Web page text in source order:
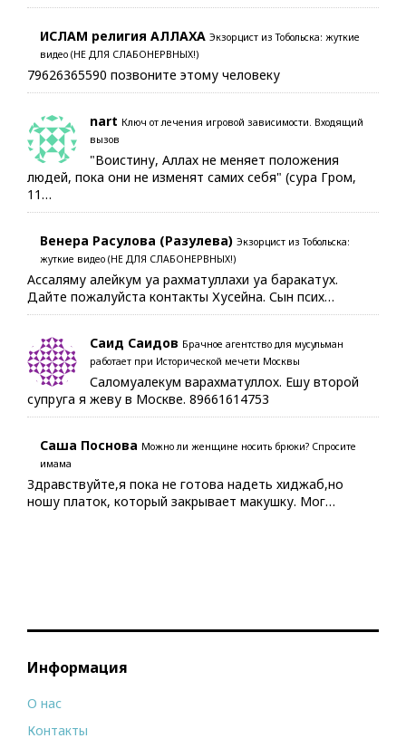
ИСЛАМ религия АЛЛАХА Экзорцист из Тобольска: жуткие
видео (НЕ ДЛЯ СЛАБОНЕРВНЫХ!)
79626365590 позвоните этому человеку
nart Ключ от лечения игровой зависимости. Входящий
вызов
"Воистину, Аллах не меняет положения
людей, пока они не изменят самих себя" (сура Гром,
11…
Венера Расулова (Разулева) Экзорцист из Тобольска:
жуткие видео (НЕ ДЛЯ СЛАБОНЕРВНЫХ!)
Ассаляму алейкум уа рахматуллахи уа баракатух.
Дайте пожалуйста контакты Хусейна. Сын псих…
Саид Саидов Брачное агентство для мусульман
работает при Исторической мечети Москвы
Саломуалекум варахматуллох. Ешу второй
супруга я жеву в Москве. 89661614753
Саша Поснова Можно ли женщине носить брюки? Спросите
имама
Здравствуйте,я пока не готова надеть хиджаб,но
ношу платок, который закрывает макушку. Мог…
Информация
О нас
Контакты